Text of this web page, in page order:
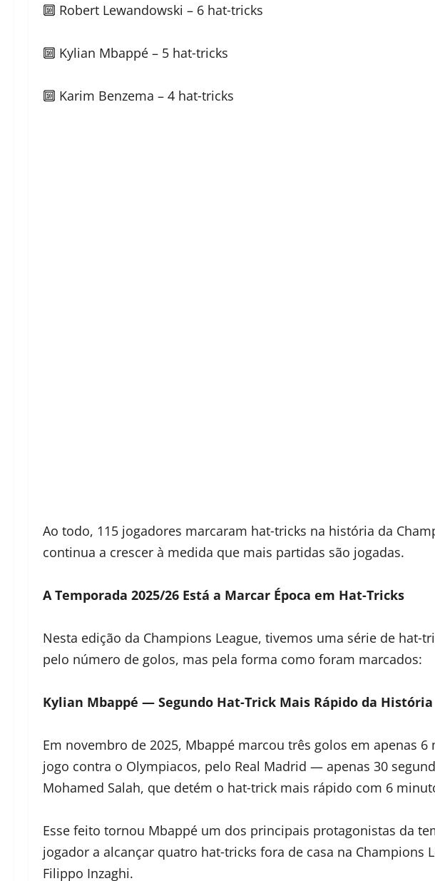
🔟 Robert Lewandowski – 6 hat‑tricks
🔟 Kylian Mbappé – 5 hat‑tricks
🔟 Karim Benzema – 4 hat‑tricks
Ao todo, 115 jogadores marcaram hat‑tricks na história da
continua a crescer à medida que mais partidas são jogadas.
A Temporada 2025/26 Está a Marcar Época em Hat‑Tricks
Nesta edição da Champions League, tivemos uma série de
pelo número de golos, mas pela forma como foram marcados:
Kylian Mbappé — Segundo Hat‑Trick Mais Rápido da História
Em novembro de 2025, Mbappé marcou três golos em apenas
jogo contra o Olympiacos, pelo Real Madrid — apenas 30
Mohamed Salah, que detém o hat‑trick mais rápido com 6
Esse feito tornou Mbappé um dos principais protagonistas da
jogador a alcançar quatro hat‑tricks fora de casa na Champions
Filippo Inzaghi.